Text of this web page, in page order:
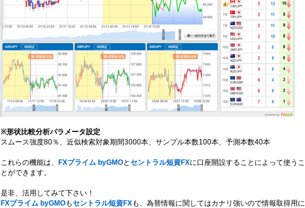
※形状比較分析パラメータ設定
スムース強度80％、近似検索対象期間3000本、サンプル本数100本、予測本数40本
これらの機能は、 FXプライム byGMOとセントラル短資FXに口座開設することによって使うこ
とができます。
是非、活用してみて下さい！
FXプライム byGMOもセントラル短資FXも、為替情報に関してはカナリ強いので情報取得用に